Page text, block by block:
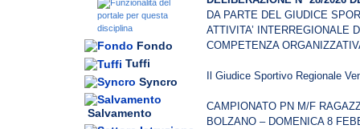
Fondo
Tuffi
Syncro
Salvamento
DA PARTE DEL GIUDICE
ATTIVITA’ INTERREGIONALE
COMPETENZA
Il Giudice Sportivo Regionale
CAMPIONATO PN M/F
BOLZANO – DOMENICA 8